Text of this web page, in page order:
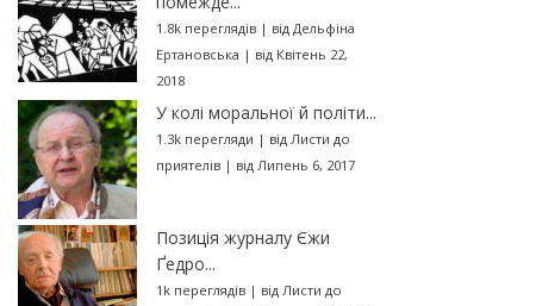
1.8k переглядів| від Дельфіна
Ертановська | від Квітень 22,
2018
У колі моральної й політи...
1.3k перегляди | від Листи до
приятелів| від Липень 6, 2017
Позиція журналу Єжи
Ґедро...
1k переглядів| від Листи до